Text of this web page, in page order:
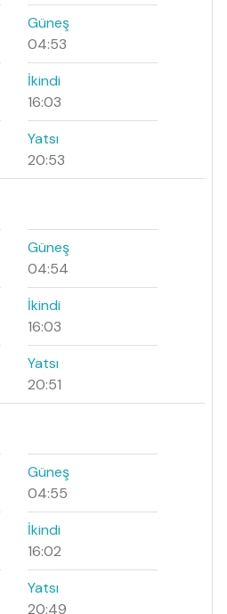
Güneş
04:53
İkindi
16:03
Yatsı
20:53
Güneş
04:54
İkindi
16:03
Yatsı
20:51
Güneş
04:55
İkindi
16:02
Yatsı
20:49